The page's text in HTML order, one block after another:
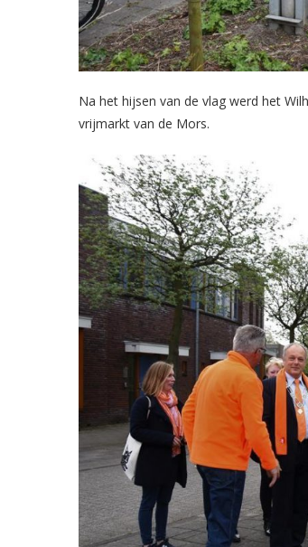
Na het hijsen van de vlag werd het
vrijmarkt van de Mors.